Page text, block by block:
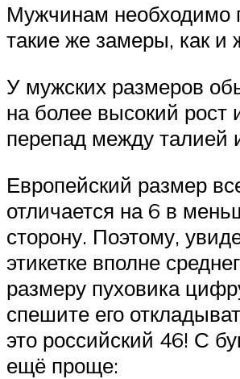
Мужчинам необходимо
такие же замеры, как
У мужских размеров
на более высокий
перепад между талией
Европейский размер
отличается на 6 в
сторону. Поэтому,
этикетке вполне
размеру пуховика
спешите его
это российский 46! С
ещё проще: